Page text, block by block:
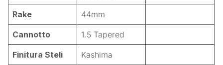
Rake 44mm
Cannotto 1.5 Tapered
Finitura Steli Kashima